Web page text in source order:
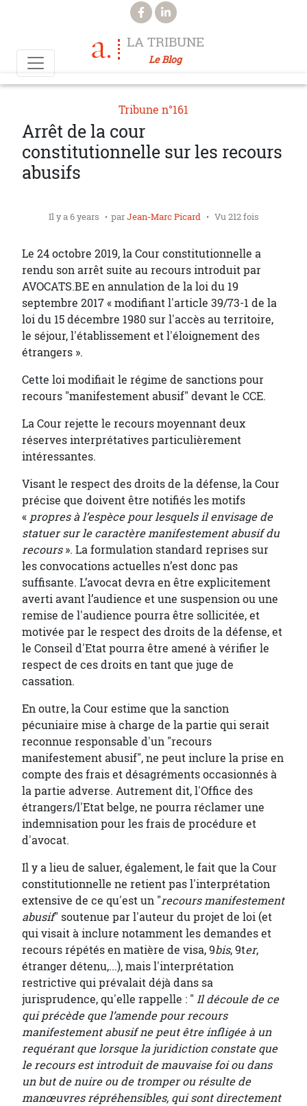
Aller au contenu principal
LA TRIBUNE
Le Blog
Tribune n°161
Arrêt de la cour
constitutionnelle sur les recours
abusifs
Il y a 6 years parJean-Marc Picard Vu 212 fois
Le 24 octobre 2019, la Cour constitutionnelle a
rendu son arrêt suite au recours introduit par
AVOCATS.BE en annulation de la loi du 19
septembre 2017 « modifiant l'article 39/73-1 de la
loi du 15 décembre 1980 sur l'accès au territoire,
le séjour, l'établissement et l'éloignement des
étrangers ».
Cette loi modifiait le régime de sanctions pour
recours "manifestement abusif" devant le CCE.
La Cour rejette le recours moyennant deux
réserves interprétatives particulièrement
intéressantes.
Visant le respect des droits de la défense, la Cour
précise que doivent être notifiés les motifs
« propres à l’espèce pour lesquels il envisage de
statuer sur le caractère manifestement abusif du
recours». La formulation standard reprises sur
les convocations actuelles n’est donc pas
suffisante. L’avocat devra en être explicitement
averti avant l’audience et une suspension ou une
remise de l'audience pourra être sollicitée, et
motivée par le respect des droits de la défense, et
le Conseil d'Etat pourra être amené à vérifier le
respect de ces droits en tant que juge de
cassation.
En outre, la Cour estime que la sanction
pécuniaire mise à charge de la partie qui serait
reconnue responsable d'un "recours
manifestement abusif", ne peut inclure la prise en
compte des frais et désagréments occasionnés à
la partie adverse. Autrement dit, l'Office des
étrangers/l'Etat belge, ne pourra réclamer une
indemnisation pour les frais de procédure et
d'avocat.
Il y a lieu de saluer, également, le fait que la Cour
constitutionnelle ne retient pas l'interprétation
extensive de ce qu'est un "recours manifestement
abusif" soutenue par l'auteur du projet de loi (et
qui visait à inclure notamment les demandes et
recours répétés en matière de visa, 9bis, 9ter,
étranger détenu,...), mais l'interprétation
restrictive qui prévalait déjà dans sa
jurisprudence, qu'elle rappelle : " Il découle de ce
qui précède que l’amende pour recours
manifestement abusif ne peut être infligée à un
requérant que lorsque la juridiction constate que
le recours est introduit de mauvaise foi ou dans
un but de nuire ou de tromper ou résulte de
manœuvres répréhensibles, qui sont directement